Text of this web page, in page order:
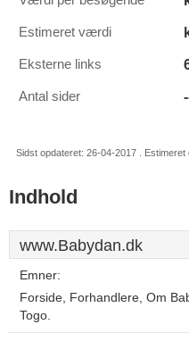
Estimeret værdi
Eksterne links
Antal sider
Sidst opdateret: 26-04-2017 .
Indhold
www.Babydan.dk
Emner:
Forside, Forhandlere, Om
Togo.